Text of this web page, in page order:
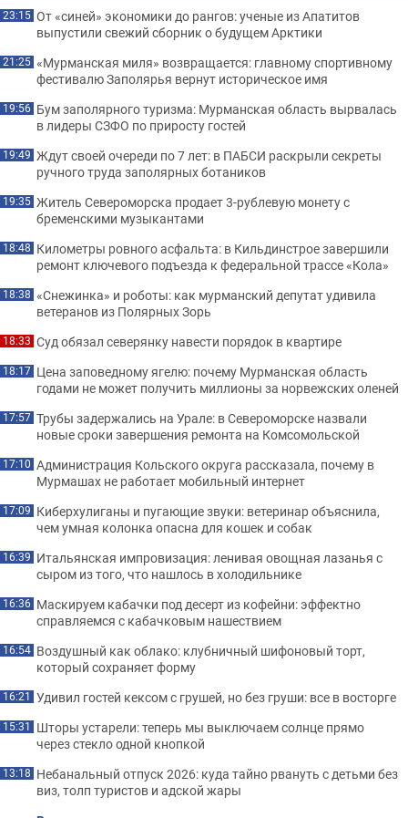
23:15 От «синей» экономики до рангов: ученые из Апатитов
выпустили свежий сборник о будущем Арктики
21:25 «Мурманская миля» возвращается: главному спортивному
фестивалю Заполярья вернут историческое имя
19:56 Бум заполярного туризма: Мурманская область вырвалась
в лидеры СЗФО по приросту гостей
19:49 Ждут своей очереди по 7 лет: в ПАБСИ раскрыли секреты
ручного труда заполярных ботаников
19:35 Житель Североморска продает 3-рублевую монету с
бременскими музыкантами
18:48 Километры ровного асфальта: в Кильдинстрое завершили
ремонт ключевого подъезда к федеральной трассе «Кола»
18:38 «Снежинка» и роботы: как мурманский депутат удивила
ветеранов из Полярных Зорь
18:33 Суд обязал северянку навести порядок в квартире
18:17 Цена заповедному ягелю: почему Мурманская область
годами не может получить миллионы за норвежских оленей
17:57 Трубы задержались на Урале: в Североморске назвали
новые сроки завершения ремонта на Комсомольской
17:10 Администрация Кольского округа рассказала, почему в
Мурмашах не работает мобильный интернет
17:09 Киберхулиганы и пугающие звуки: ветеринар объяснила,
чем умная колонка опасна для кошек и собак
16:39 Итальянская импровизация: ленивая овощная лазанья с
сыром из того, что нашлось в холодильнике
16:36 Маскируем кабачки под десерт из кофейни: эффектно
справляемся с кабачковым нашествием
16:54 Воздушный как облако: клубничный шифоновый торт,
который сохраняет форму
16:21 Удивил гостей кексом с грушей, но без груши: все в восторге
15:31 Шторы устарели: теперь мы выключаем солнце прямо
через стекло одной кнопкой
13:18 Небанальный отпуск 2026: куда тайно рвануть с детьми без
виз, толп туристов и адской жары